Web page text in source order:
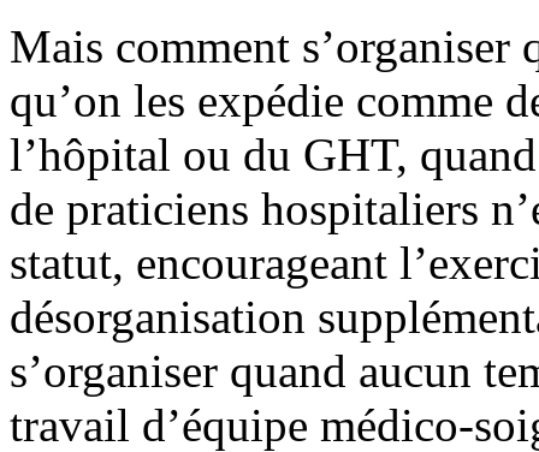
Mais comment s’organiser
qu’on les expédie comme
l’hôpital ou du GHT,
de praticiens hospitaliers
statut, encourageant
désorganisation
s’organiser quand aucun
travail d’équipe médico-